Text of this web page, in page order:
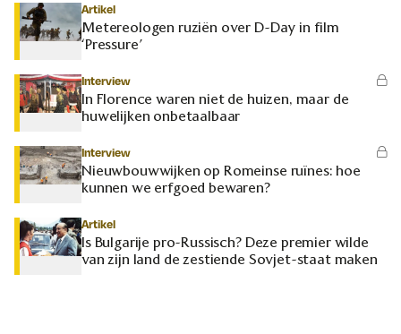
Artikel
Metereologen ruziën over D-Day in film
‘Pressure’
Interview
In Florence waren niet de huizen, maar de
huwelijken onbetaalbaar
Interview
Nieuwbouwwijken op Romeinse ruïnes: hoe
kunnen we erfgoed bewaren?
Artikel
Is Bulgarije pro-Russisch? Deze premier wilde
van zijn land de zestiende Sovjet-staat maken